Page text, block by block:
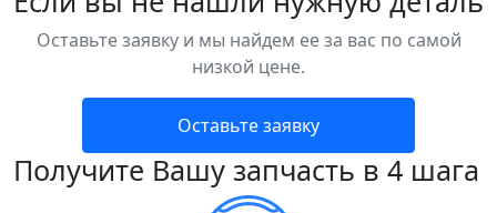
Оставьте заявку и мы найдем ее за вас по самой
низкой цене.
Оставьте заявку
Получите Вашу запчасть в 4 шага